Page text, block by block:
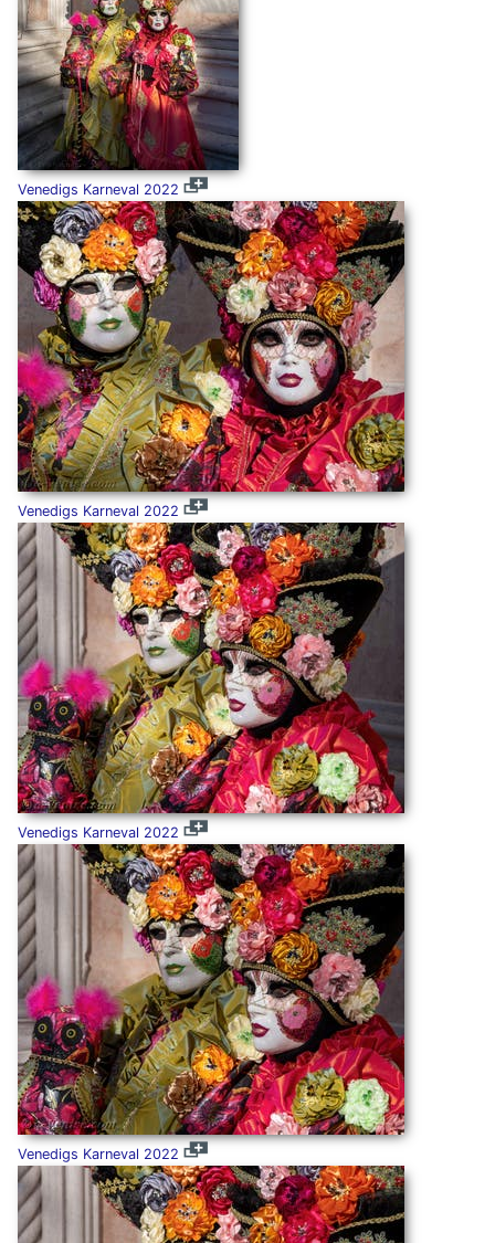
Venedigs Karneval 2022
Venedigs Karneval 2022
Venedigs Karneval 2022
Venedigs Karneval 2022